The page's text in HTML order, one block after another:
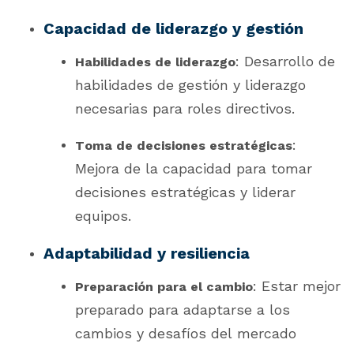
Capacidad de liderazgo y gestión
Habilidades de liderazgo: Desarrollo de
habilidades de gestión y liderazgo
necesarias para roles directivos.
Toma de decisiones estratégicas:
Mejora de la capacidad para tomar
decisiones estratégicas y liderar
equipos.
Adaptabilidad y resiliencia
Preparación para el cambio: Estar mejor
preparado para adaptarse a los
cambios y desafíos del mercado